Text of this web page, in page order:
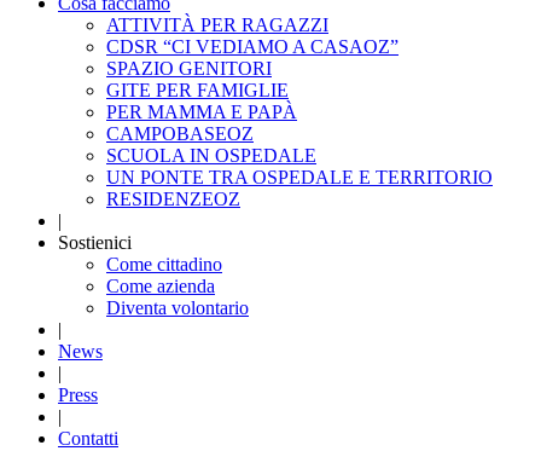
ATTIVITÀ PER RAGAZZI
CDSR “CI VEDIAMO A CASAOZ”
SPAZIO GENITORI
GITE PER FAMIGLIE
PER MAMMA E PAPÀ
CAMPOBASEOZ
SCUOLA IN OSPEDALE
UN PONTE TRA OSPEDALE E TERRITORIO
RESIDENZEOZ
|
Sostienici
Come cittadino
Come azienda
Diventa volontario
|
News
|
Press
|
Contatti